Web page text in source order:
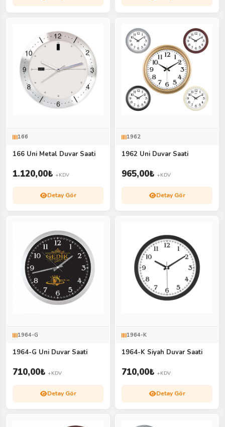
166
166 Uni Metal Duvar Saati
1.120,00₺ +KDV
Detay Gör
1962
1962 Uni Duvar Saati
965,00₺ +KDV
Detay Gör
1964-G
1964-G Uni Duvar Saati
710,00₺ +KDV
Detay Gör
1964-K
1964-K Siyah Duvar Saati
710,00₺ +KDV
Detay Gör